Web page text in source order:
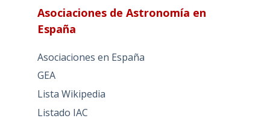
Asociaciones de Astronomía en
España
Asociaciones en España
GEA
Lista Wikipedia
Listado IAC